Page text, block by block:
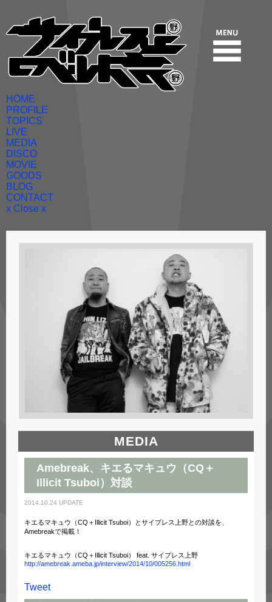
HOME
PROFILE
TOPICS
LIVE
MEDIA
DISCO
MOVIE
GOODS
BLOG
CONTACT
x Close x
MEDIA
Amebreak、キエるマキュウ（CQ＋
Illicit Tsuboi）対談
2014.10.24 UPDATE
キエるマキュウ（CQ＋Illicit Tsuboi）とサイプレス上野との対談を、
Amebreakで掲載！
キエるマキュウ（CQ＋Illicit Tsuboi） feat. サイプレス上野
http://amebreak.ameba.jp/interview/2014/10/005256.html
Tweet